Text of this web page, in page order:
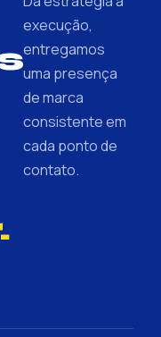
execução,
entregamos
uma presença
de marca
consistente em
cada ponto de
contato.